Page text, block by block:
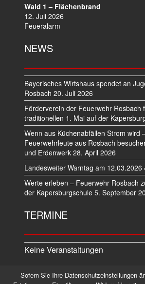
Wald 1 – Flächenbrand
12. Juli 2026
Feueralarm
NEWS
Bayerisches Wirtshaus spendet an
Rosbach 20. Juli 2026
Förderverein der Feuerwehr Rosbach
traditionellen 1. Mai auf der
Wenn aus Küchenabfällen Strom wird
Feuerwehrleute aus Rosbach
und Erdenwerk 28. April 2026
Landesweiter Warntag am 12.03.2026
Werte erleben – Feuerwehr Rosbach
der Kapersburgschule 5. September
TERMINE
Keine Veranstaltungen
Sofern Sie Ihre Datenschutzeinstellungen